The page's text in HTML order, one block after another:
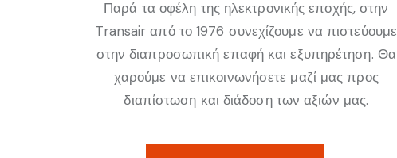
Παρά τα οφέλη της ηλεκτρονικής εποχής, στην
Transair από το 1976 συνεχίζουμε να πιστεύουμε
στην διαπροσωπική επαφή και εξυπηρέτηση. Θα
χαρούμε να επικοινωνήσετε μαζί μας προς
διαπίστωση και διάδοση των αξιών μας.